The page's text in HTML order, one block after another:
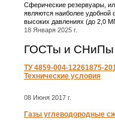
Сферические резервуары,
являются наиболее удобной
высоких давлениях (до 2,0
18 Января 2025 г.
ГОСТы и СНиПы
ТУ 4859-004-12261875-
Технические условия
08 Июня 2017 г.
Газы углеводородные